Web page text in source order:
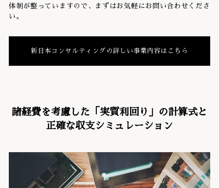
体制が整っていますので、まずはお気軽にお問い合わせくださ
い。
新日本コンサルティングの詳しい事業内容はこちら
諸経費を考慮した「実質利回り」の計算式と
正確な収支シミュレーション